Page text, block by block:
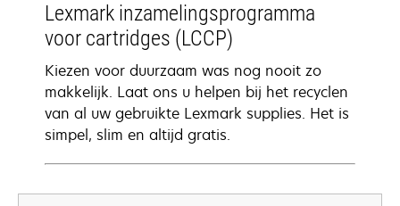
Lexmark inzamelingsprogramma
voor cartridges (LCCP)
Kiezen voor duurzaam was nog nooit zo
makkelijk. Laat ons u helpen bij het recyclen
van al uw gebruikte Lexmark supplies. Het is
simpel, slim en altijd gratis.